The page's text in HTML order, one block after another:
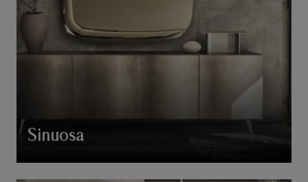
Sinuosa